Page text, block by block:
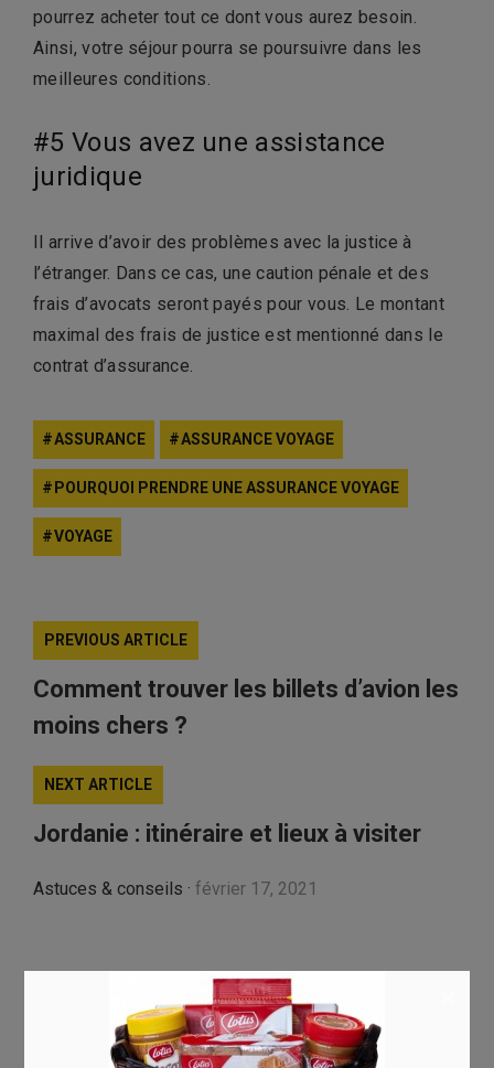
pourrez acheter tout ce dont vous aurez besoin.
Ainsi, votre séjour pourra se poursuivre dans les
meilleures conditions.
#5 Vous avez une assistance
juridique
Il arrive d’avoir des problèmes avec la justice à
l’étranger. Dans ce cas, une caution pénale et des
frais d’avocats seront payés pour vous. Le montant
maximal des frais de justice est mentionné dans le
contrat d’assurance.
ASSURANCE ASSURANCE VOYAGE
POURQUOI PRENDRE UNE ASSURANCE VOYAGE
VOYAGE
PREVIOUS ARTICLE
Comment trouver les billets d’avion les
moins chers ?
NEXT ARTICLE
Jordanie : itinéraire et lieux à visiter
Astuces & conseils · février 17, 2021
Laisser un commentaire